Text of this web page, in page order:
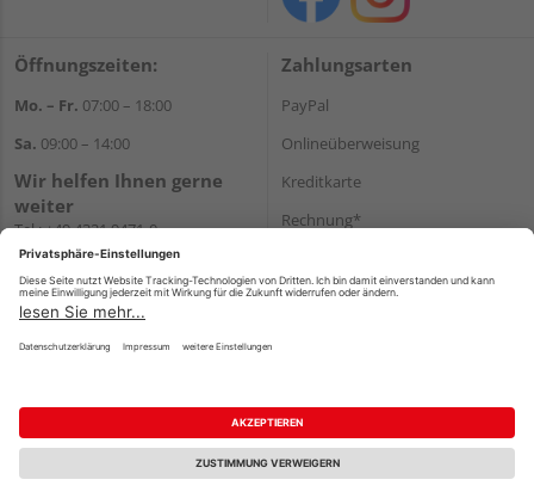
Öffnungszeiten:
Mo. – Fr. 07:00 – 18:00
Sa. 09:00 – 14:00
Wir helfen Ihnen gerne
weiter
Tel.:+49 4321 9471-0
E-Mail:shop@holzland-greve.de
Zahlungsarten
PayPal
Onlineüberweisung
Kreditkarte
Rechnung*
Versand
Impressum AGB Widerruf
Datenschutz
Reservierungsbedingungen
Vertrag widerrufen